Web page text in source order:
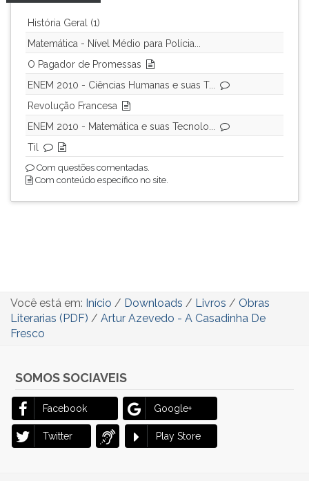
História Geral (1)
Matemática - Nível Médio para Polícia...
O Pagador de Promessas
ENEM 2010 - Ciências Humanas e suas T...
Revolução Francesa
ENEM 2010 - Matemática e suas Tecnolo...
Til
Com questões comentadas.
Com conteúdo específico no site.
Você está em: Início / Downloads / Livros / Obras
Literarias (PDF) / Artur Azevedo - A Casadinha De
Fresco
SOMOS SOCIAVEIS
Facebook Google+
Twitter Play Store